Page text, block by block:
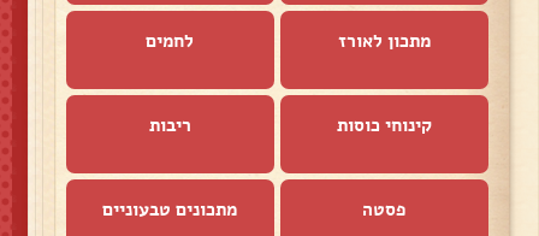
מתכון לאורז לחמים
קינוחי כוסות ריבות
פסטה מתכונים טבעוניים